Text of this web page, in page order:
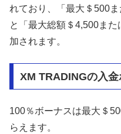
れており、「最大＄500
と「最大総額＄4,500ま
加されます。
XM TRADINGの入
100％ボーナスは最大＄
らえます。